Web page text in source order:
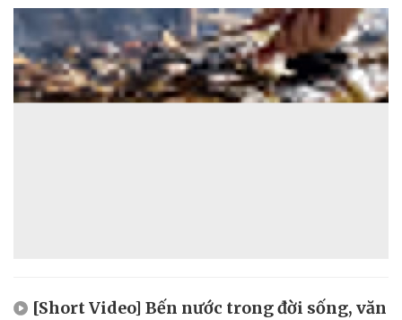
[Short Video] Bến nước trong đời sống, văn